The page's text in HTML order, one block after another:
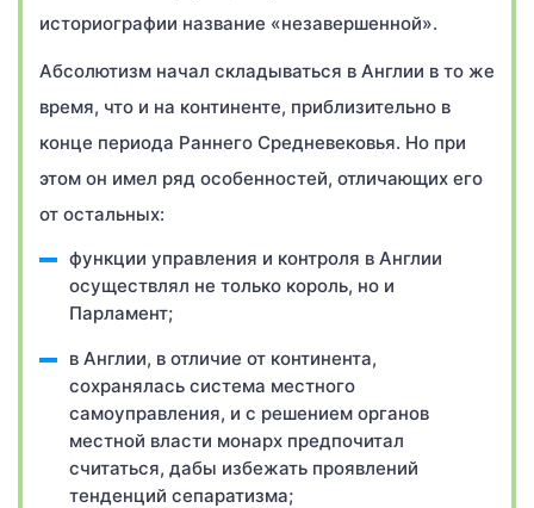
историографии название «незавершенной».
Абсолютизм начал складываться в Англии в то же
время, что и на континенте, приблизительно в
конце периода Раннего Средневековья. Но при
этом он имел ряд особенностей, отличающих его
от остальных:
функции управления и контроля в Англии
осуществлял не только король, но и
Парламент;
в Англии, в отличие от континента,
сохранялась система местного
самоуправления, и с решением органов
местной власти монарх предпочитал
считаться, дабы избежать проявлений
тенденций сепаратизма;